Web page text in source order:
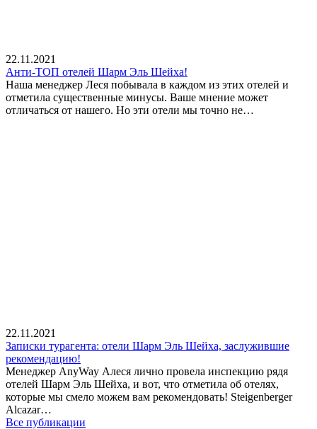
22.11.2021
Анти-ТОП отелей Шарм Эль Шейха!
Наша менеджер Леся побывала в каждом из этих отелей и
отметила существенные минусы. Ваше мнение может
отличаться от нашего. Но эти отели мы точно не…
22.11.2021
Записки турагента: отели Шарм Эль Шейха, заслужившие
рекомендацию!
Менеджер AnyWay Алеся лично провела инспекцию рядя
отелей Шарм Эль Шейха, и вот, что отметила об отелях,
которые мы смело можем вам рекомендовать! Steigenberger
Alcazar…
Все публикации